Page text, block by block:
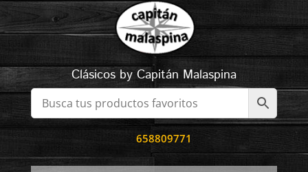
Clásicos by Capitán Malaspina
658809771